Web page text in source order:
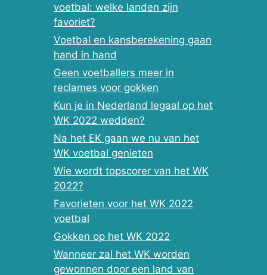
voetbal: welke landen zijn
favoriet?
Voetbal en kansberekening gaan
hand in hand
Geen voetballers meer in
reclames voor gokken
Kun je in Nederland legaal op het
WK 2022 wedden?
Na het EK gaan we nu van het
WK voetbal genieten
Wie wordt topscorer van het WK
2022?
Favorieten voor het WK 2022
voetbal
Gokken op het WK 2022
Wanneer zal het WK worden
gewonnen door een land van